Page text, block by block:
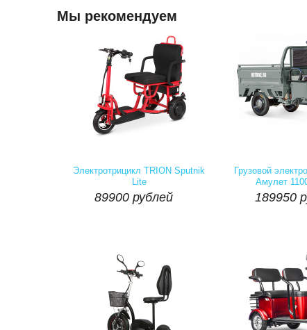
Мы рекомендуем
Электротрицикл TRION Sputnik
Lite
89900 рублей
89900 рублей
шт  Купить
Грузовой
Амулет
189950
189950
шт